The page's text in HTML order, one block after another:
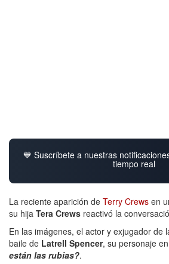
💙 Suscríbete a nuestras
tiempo real
La reciente aparición de Terry Crews en
su hija Tera Crews reactivó la
En las imágenes, el actor y exjugador de
baile de Latrell Spencer, su personaje
están las rubias?.